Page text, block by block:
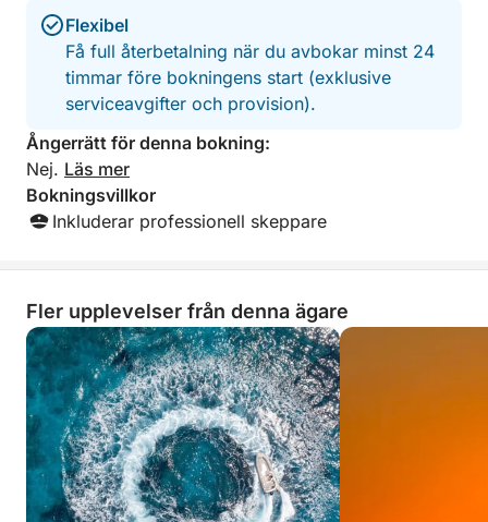
Flexibel
Få full återbetalning när du avbokar minst 24
timmar före bokningens start (exklusive
serviceavgifter och provision).
Ångerrätt för denna bokning:
Nej. Läs mer
Bokningsvillkor
Inkluderar professionell skeppare
Fler upplevelser från denna ägare